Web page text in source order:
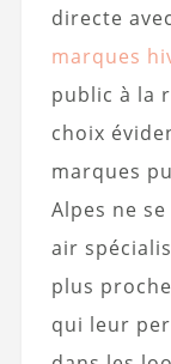
directe
marques
public à la
choix
marques
Alpes ne
air
plus
qui leur